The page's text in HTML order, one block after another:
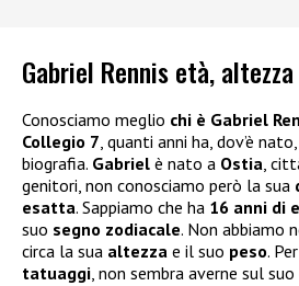
Gabriel Rennis età,
Conosciamo meglio chi è Gabriel
Collegio 7, quanti anni ha, dov’è
biografia. Gabriel è nato a Ostia,
genitori, non conosciamo però la sua
esatta. Sappiamo che ha 16 anni di
suo segno zodiacale. Non abbiamo
circa la sua altezza e il suo peso.
tatuaggi, non sembra averne sul suo